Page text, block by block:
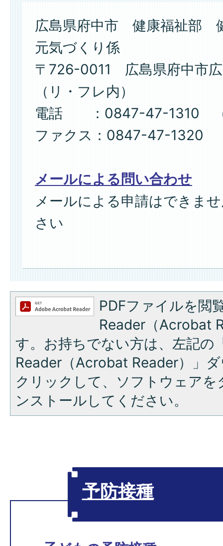
広島県府中市 健康福祉部
元気づくり係
〒726-0011 広島県府中市
（リ・フレ内）
電話 ：0847-47-1310
ファクス：0847-47-1320
メールによる問い合わせ
メールによる申請はできま
さい
PDFファイルを閲
Reader（Acrobat
す。お持ちでない方は、左記の
Reader（Acrobat Reader）」
クリックして、ソフトウェア
ンストールしてください。
予防接種